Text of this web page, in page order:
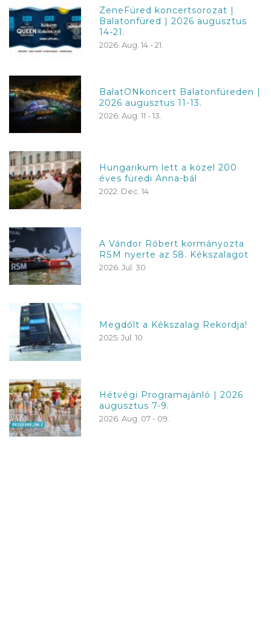
ZeneFüred koncertsorozat |
Balatonfüred | 2026 augusztus
14-21.
2026. Aug. 14 - 21.
BalatONkoncert Balatonfüreden |
2026 augusztus 11-13.
2026. Aug. 11 - 13.
Hungarikum lett a közel 200
éves füredi Anna-bál
2022. Dec. 14
A Vándor Róbert kormányozta
RSM nyerte az 58. Kékszalagot
2026. Jul. 30
Megdőlt a Kékszalag Rekordja!
2025. Jul. 10
Hétvégi Programajánló | 2026
augusztus 7-9.
2026. Aug. 07 - 09.